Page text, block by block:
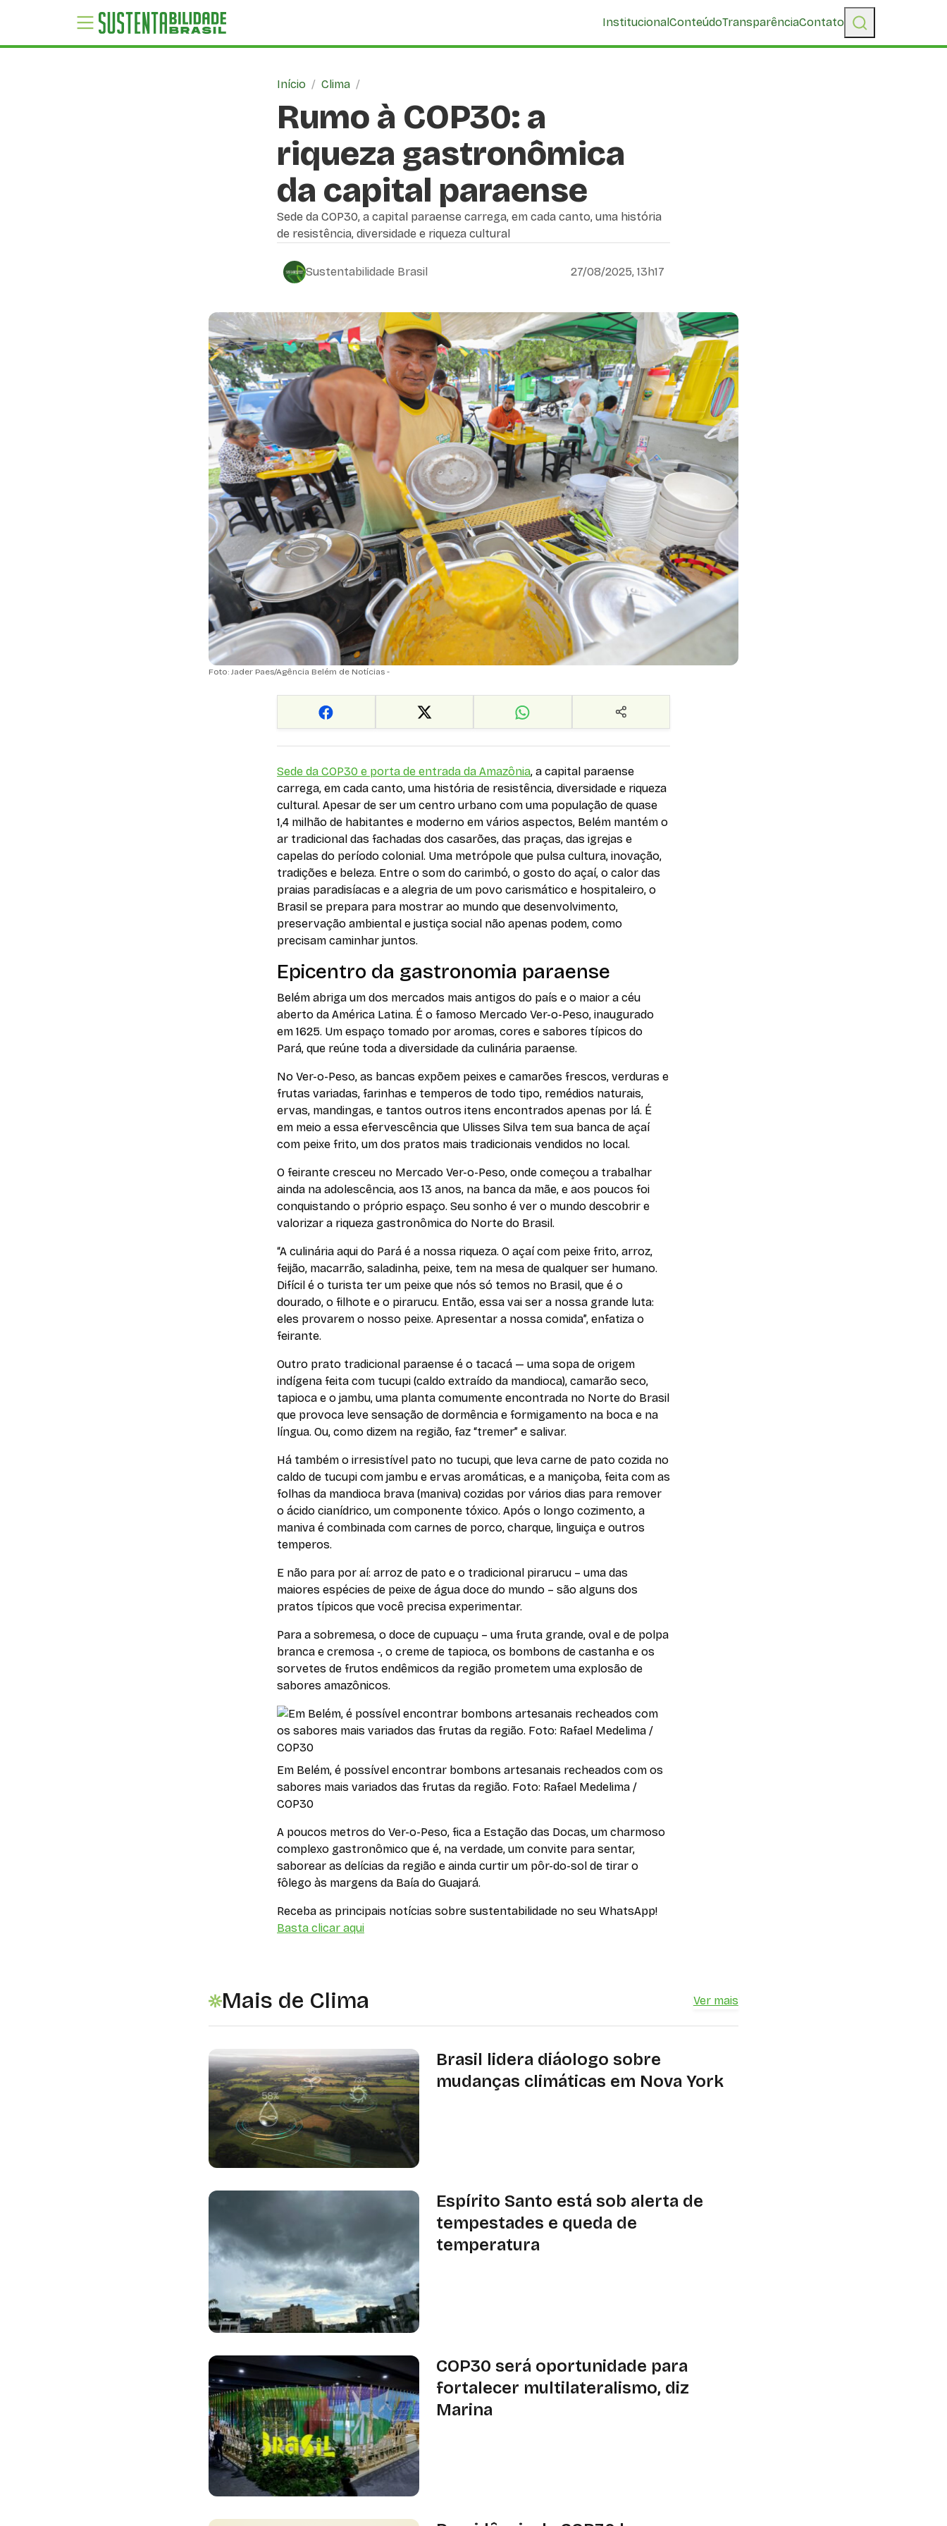
InstitucionalConteúdoTransparênciaContato
Início / Clima /
Rumo à COP30: a
riqueza gastronômica
da capital paraense
Sede da COP30, a capital paraense carrega, em cada canto, uma história
de resistência, diversidade e riqueza cultural
Sustentabilidade Brasil 27/08/2025, 13h17
Foto: Jader Paes/Agência Belém de Notícias -
Sede da COP30 e porta de entrada da Amazônia, a capital paraense
carrega, em cada canto, uma história de resistência, diversidade e riqueza
cultural. Apesar de ser um centro urbano com uma população de quase
1,4 milhão de habitantes e moderno em vários aspectos, Belém mantém o
ar tradicional das fachadas dos casarões, das praças, das igrejas e
capelas do período colonial. Uma metrópole que pulsa cultura, inovação,
tradições e beleza. Entre o som do carimbó, o gosto do açaí, o calor das
praias paradisíacas e a alegria de um povo carismático e hospitaleiro, o
Brasil se prepara para mostrar ao mundo que desenvolvimento,
preservação ambiental e justiça social não apenas podem, como
precisam caminhar juntos.
Epicentro da gastronomia paraense
Belém abriga um dos mercados mais antigos do país e o maior a céu
aberto da América Latina. É o famoso Mercado Ver-o-Peso, inaugurado
em 1625. Um espaço tomado por aromas, cores e sabores típicos do
Pará, que reúne toda a diversidade da culinária paraense.
No Ver-o-Peso, as bancas expõem peixes e camarões frescos, verduras e
frutas variadas, farinhas e temperos de todo tipo, remédios naturais,
ervas, mandingas, e tantos outros itens encontrados apenas por lá. É
em meio a essa efervescência que Ulisses Silva tem sua banca de açaí
com peixe frito, um dos pratos mais tradicionais vendidos no local.
O feirante cresceu no Mercado Ver-o-Peso, onde começou a trabalhar
ainda na adolescência, aos 13 anos, na banca da mãe, e aos poucos foi
conquistando o próprio espaço. Seu sonho é ver o mundo descobrir e
valorizar a riqueza gastronômica do Norte do Brasil.
“A culinária aqui do Pará é a nossa riqueza. O açaí com peixe frito, arroz,
feijão, macarrão, saladinha, peixe, tem na mesa de qualquer ser humano.
Difícil é o turista ter um peixe que nós só temos no Brasil, que é o
dourado, o filhote e o pirarucu. Então, essa vai ser a nossa grande luta:
eles provarem o nosso peixe. Apresentar a nossa comida”, enfatiza o
feirante.
Outro prato tradicional paraense é o tacacá — uma sopa de origem
indígena feita com tucupi (caldo extraído da mandioca), camarão seco,
tapioca e o jambu, uma planta comumente encontrada no Norte do Brasil
que provoca leve sensação de dormência e formigamento na boca e na
língua. Ou, como dizem na região, faz “tremer” e salivar.
Há também o irresistível pato no tucupi, que leva carne de pato cozida no
caldo de tucupi com jambu e ervas aromáticas, e a maniçoba, feita com as
folhas da mandioca brava (maniva) cozidas por vários dias para remover
o ácido cianídrico, um componente tóxico. Após o longo cozimento, a
maniva é combinada com carnes de porco, charque, linguiça e outros
temperos.
E não para por aí: arroz de pato e o tradicional pirarucu – uma das
maiores espécies de peixe de água doce do mundo – são alguns dos
pratos típicos que você precisa experimentar.
Para a sobremesa, o doce de cupuaçu – uma fruta grande, oval e de polpa
branca e cremosa -, o creme de tapioca, os bombons de castanha e os
sorvetes de frutos endêmicos da região prometem uma explosão de
sabores amazônicos.
Em Belém, é possível encontrar bombons artesanais recheados com os
sabores mais variados das frutas da região. Foto: Rafael Medelima /
COP30
A poucos metros do Ver-o-Peso, fica a Estação das Docas, um charmoso
complexo gastronômico que é, na verdade, um convite para sentar,
saborear as delícias da região e ainda curtir um pôr-do-sol de tirar o
fôlego às margens da Baía do Guajará.
Receba as principais notícias sobre sustentabilidade no seu WhatsApp!
Basta clicar aqui
Mais de Clima Ver mais
Brasil lidera diáologo sobre
mudanças climáticas em Nova York
Espírito Santo está sob alerta de
tempestades e queda de
temperatura
COP30 será oportunidade para
fortalecer multilateralismo, diz
Marina